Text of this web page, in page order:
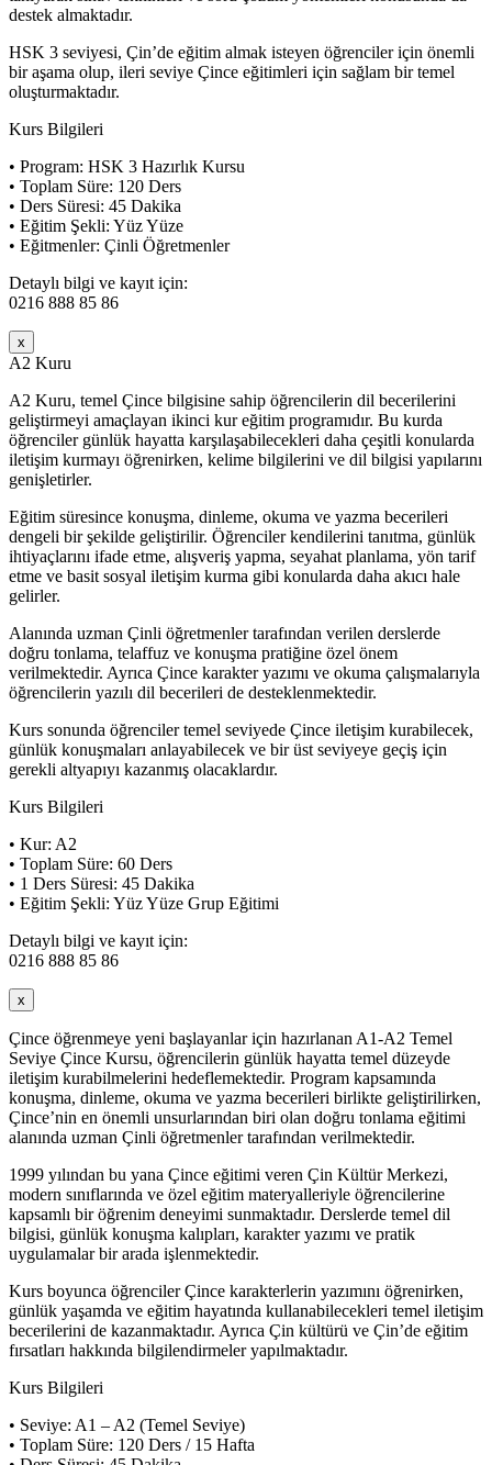
destek almaktadır.
HSK 3 seviyesi, Çin’de eğitim almak isteyen öğrenciler için önemli
bir aşama olup, ileri seviye Çince eğitimleri için sağlam bir temel
oluşturmaktadır.
Kurs Bilgileri
• Program: HSK 3 Hazırlık Kursu
• Toplam Süre: 120 Ders
• Ders Süresi: 45 Dakika
• Eğitim Şekli: Yüz Yüze
• Eğitmenler: Çinli Öğretmenler
Detaylı bilgi ve kayıt için:
0216 888 85 86
x
A2 Kuru
A2 Kuru, temel Çince bilgisine sahip öğrencilerin dil becerilerini
geliştirmeyi amaçlayan ikinci kur eğitim programıdır. Bu kurda
öğrenciler günlük hayatta karşılaşabilecekleri daha çeşitli konularda
iletişim kurmayı öğrenirken, kelime bilgilerini ve dil bilgisi yapılarını
genişletirler.
Eğitim süresince konuşma, dinleme, okuma ve yazma becerileri
dengeli bir şekilde geliştirilir. Öğrenciler kendilerini tanıtma, günlük
ihtiyaçlarını ifade etme, alışveriş yapma, seyahat planlama, yön tarif
etme ve basit sosyal iletişim kurma gibi konularda daha akıcı hale
gelirler.
Alanında uzman Çinli öğretmenler tarafından verilen derslerde
doğru tonlama, telaffuz ve konuşma pratiğine özel önem
verilmektedir. Ayrıca Çince karakter yazımı ve okuma çalışmalarıyla
öğrencilerin yazılı dil becerileri de desteklenmektedir.
Kurs sonunda öğrenciler temel seviyede Çince iletişim kurabilecek,
günlük konuşmaları anlayabilecek ve bir üst seviyeye geçiş için
gerekli altyapıyı kazanmış olacaklardır.
Kurs Bilgileri
• Kur: A2
• Toplam Süre: 60 Ders
• 1 Ders Süresi: 45 Dakika
• Eğitim Şekli: Yüz Yüze Grup Eğitimi
Detaylı bilgi ve kayıt için:
0216 888 85 86
x
Çince öğrenmeye yeni başlayanlar için hazırlanan A1-A2 Temel
Seviye Çince Kursu, öğrencilerin günlük hayatta temel düzeyde
iletişim kurabilmelerini hedeflemektedir. Program kapsamında
konuşma, dinleme, okuma ve yazma becerileri birlikte geliştirilirken,
Çince’nin en önemli unsurlarından biri olan doğru tonlama eğitimi
alanında uzman Çinli öğretmenler tarafından verilmektedir.
1999 yılından bu yana Çince eğitimi veren Çin Kültür Merkezi,
modern sınıflarında ve özel eğitim materyalleriyle öğrencilerine
kapsamlı bir öğrenim deneyimi sunmaktadır. Derslerde temel dil
bilgisi, günlük konuşma kalıpları, karakter yazımı ve pratik
uygulamalar bir arada işlenmektedir.
Kurs boyunca öğrenciler Çince karakterlerin yazımını öğrenirken,
günlük yaşamda ve eğitim hayatında kullanabilecekleri temel iletişim
becerilerini de kazanmaktadır. Ayrıca Çin kültürü ve Çin’de eğitim
fırsatları hakkında bilgilendirmeler yapılmaktadır.
Kurs Bilgileri
• Seviye: A1 – A2 (Temel Seviye)
• Toplam Süre: 120 Ders / 15 Hafta